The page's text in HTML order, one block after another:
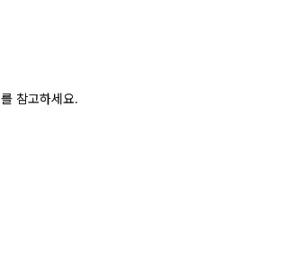
를 참고하세요.